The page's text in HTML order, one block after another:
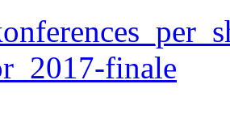
finale